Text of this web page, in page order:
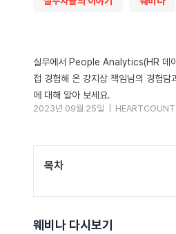
실무에서 People Analytics(HR 데
접 경험해 온 강지상 책임님의 경험담
에 대해 알아 보세요.
2023년 09월 25일 | HEARTCOUNT
목차
웨비나 다시보기